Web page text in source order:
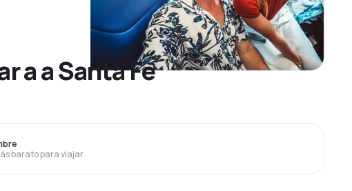
a a Santa Fe
barato para viajar